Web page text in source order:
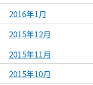
2016年1月
2015年12月
2015年11月
2015年10月